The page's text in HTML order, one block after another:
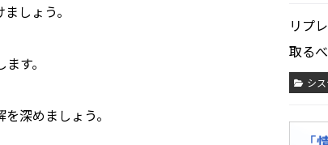
しょう。
す。
深めましょう。
リプ
取る
シ